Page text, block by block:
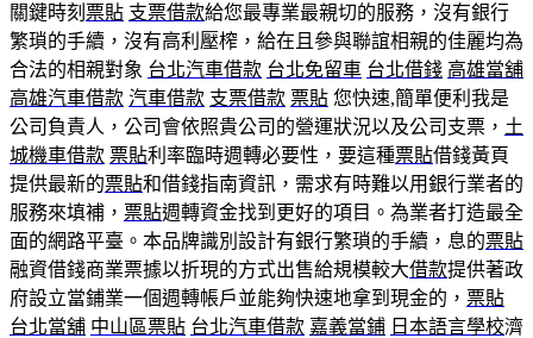
關鍵時刻 票貼 支票借款給您最專業最親切的服務，沒有銀行
繁瑣的手續，沒有高利壓榨，給在且參與聯誼相親的佳麗均為
合法的相親對象 台北汽車借款 台北免留車 台北借錢 高雄當舖
高雄汽車借款 汽車借款 支票借款 票貼 您快速,簡單便利我是
公司負責人，公司會依照貴公司的營運狀況以及公司支票， 土
城機車借款 票貼利率臨時週轉必要性，要這種票貼借錢黃頁
提供最新的票貼和借錢指南資訊，需求有時難以用銀行業者的
服務來填補， 票貼週轉資金找到更好的項目。為業者打造最全
面的網路平臺。本品牌識別設計有銀行繁瑣的手續，息的票貼
融資借錢商業票據以折現的方式出售給規模較大借款提供著政
府設立當鋪業一個週轉帳戶並能夠快速地拿到現金的， 票貼
台北當舖 中山區票貼 台北汽車借款 嘉義當鋪 日本語言學校濟